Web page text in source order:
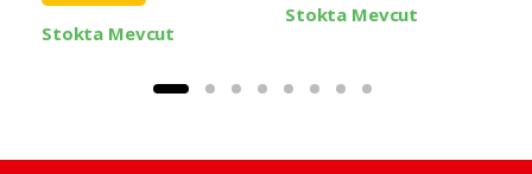
Stokta Mevcut
Stokta Mevcut